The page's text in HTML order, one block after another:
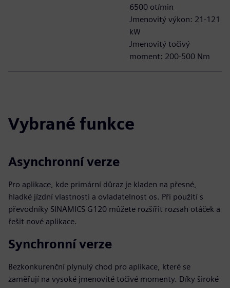
6500 ot/min
Jmenovitý výkon: 21-121
kW
Jmenovitý točivý
moment: 200-500 Nm
Vybrané funkce
Asynchronní verze
Pro aplikace, kde primární důraz je kladen na přesné,
hladké jízdní vlastnosti a ovladatelnost os. Při použití s
převodníky SINAMICS G120 můžete rozšířit rozsah otáček a
řešit nové aplikace.
Synchronní verze
Bezkonkurenční plynulý chod pro aplikace, které se
zaměřují na vysoké jmenovité točivé momenty. Díky široké